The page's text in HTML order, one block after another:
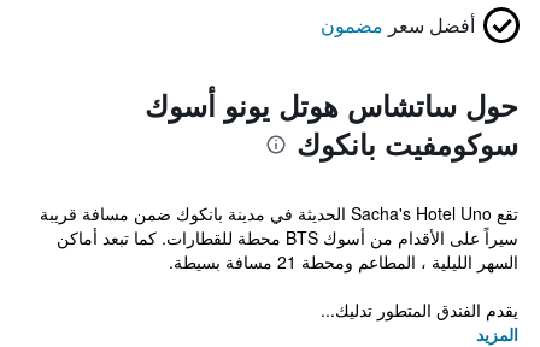
أفضل سعر مضمون
حول ساتشاس هوتل يونو أسوك
سوكومفيت بانكوك
تقع Sacha's Hotel Uno الحديثة في مدينة بانكوك ضمن مسافة قريبة
سيراً على الأقدام من أسوك BTS محطة للقطارات. كما تبعد أماكن
السهر الليلية ، المطاعم ومحطة 21 مسافة بسيطة.
يقدم الفندق المتطور تدليك...
المزيد